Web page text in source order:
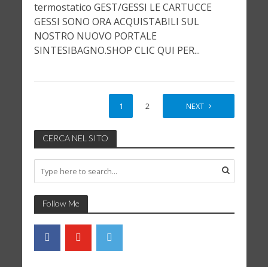
termostatico GEST/GESSI LE CARTUCCE
GESSI SONO ORA ACQUISTABILI SUL
NOSTRO NUOVO PORTALE
SINTESIBAGNO.SHOP CLIC QUI PER...
1 2 NEXT
CERCA NEL SITO
Follow Me